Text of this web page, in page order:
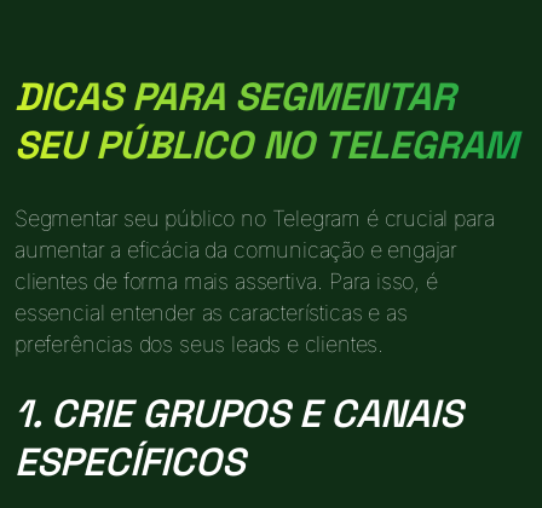
DICAS PARA SEGMENTAR
SEU PÚBLICO NO TELEGRAM
Segmentar seu público no Telegram é crucial para
aumentar a eficácia da comunicação e engajar
clientes de forma mais assertiva. Para isso, é
essencial entender as características e as
preferências dos seus leads e clientes.
1. CRIE GRUPOS E CANAIS
ESPECÍFICOS